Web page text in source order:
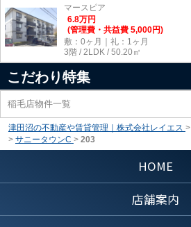
マースピア
6.8万円
(管理費・共益費 5,000円)
敷：0ヶ月｜礼：1ヶ月
3階 / 2LDK / 50.20㎡
こだわり特集
稲毛店物件一覧
津田沼の不動産や賃貸管理｜株式会社レイエス >
> サニータウンC > 203
HOME
店舗案内